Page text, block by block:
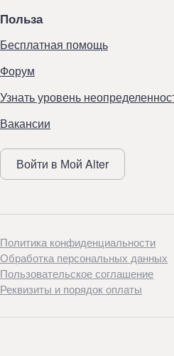
Польза
Бесплатная помощь
Форум
Узнать уровень
Вакансии
Войти в Мой Alter
Политика конфиденциальности
Обработка персональных данных
Пользовательское соглашение
Реквизиты и порядок оплаты